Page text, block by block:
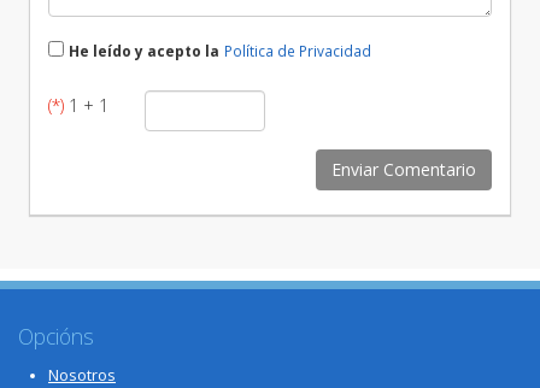
He leído y acepto la Política de Privacidad
(*) 1 + 1
Opcións
Nosotros